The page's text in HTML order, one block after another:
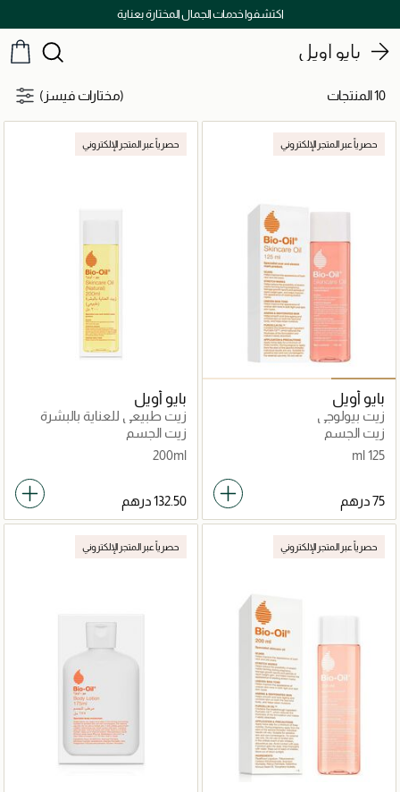
اكتشفوا خدمات الجمال المختارة بعناية
بايو أويل
10 المنتجات (مختارات فيسز)
حصرياً عبر المتجر الإلكتروني
بايو أويل
زيت بيولوجي
زيت الجسم
125 ml
حصرياً عبر المتجر الإلكتروني
بايو أويل
زيت طبيعي للعناية بالبشرة
للندوب وعلامات التمدد
زيت الجسم
200ml
حصرياً عبر المتجر الإلكتروني حصرياً عبر المتجر الإلكتروني